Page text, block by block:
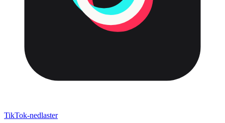
TikTok-nedlaster